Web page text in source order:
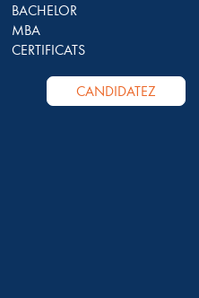
BACHELOR
MBA
CERTIFICATS
CANDIDATEZ